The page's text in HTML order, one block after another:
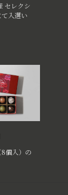
セレクシ
入選い
個入）の